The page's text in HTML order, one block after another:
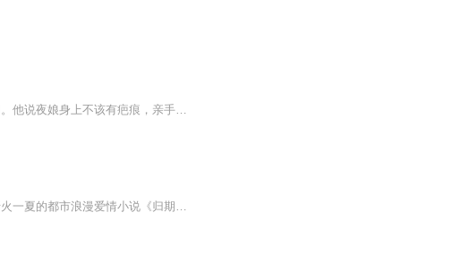
她被陷害与人私通，奄奄一息丢弃在山沟，一朝被他救起，成为他出鞘最利的剑刃。他说夜娘身上不该有疤痕，亲手给她涂抹祛疤的良药，他说夜娘妹妹在他那里，让她安心做事，他将她紧紧搂在怀里，承诺她杀最后一个人，便还她自由。她答应了，也去了。只是，那...
爱情是一场漫长的马拉松，陪你启程的人是否还能在终点相遇？著名畅销书作家折火一夏的都市浪漫爱情小说《归期》，漫长的等待，等一个人懂爱，等一个人回头，由剧舞吧有声A组演播制作，喜马拉雅独家奉献，敬请收听！！！她究竟知不知道，或者相不相信，我没有把握，我能把握住的，只有现在。所以无论如何，不能放手……